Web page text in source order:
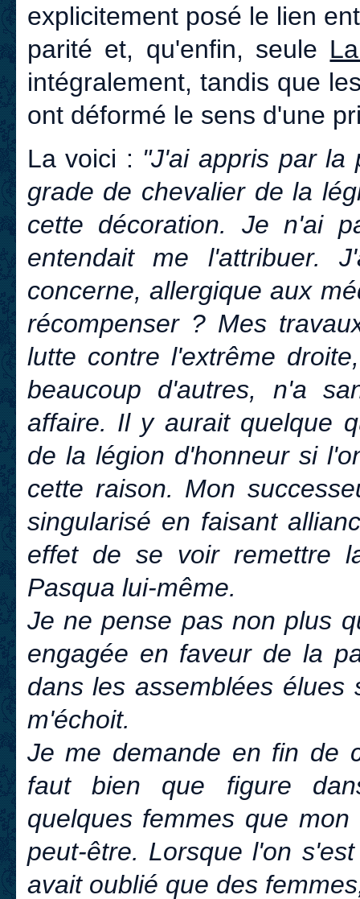
explicitement posé le lien
parité et, qu'enfin, seule
intégralement, tandis que
ont déformé le sens d'une
La voici : "J'ai appris par la
grade de chevalier de la
cette décoration. Je n'ai
entendait me l'attribuer.
concerne, allergique aux
récompenser ? Mes
lutte contre l'extrême
beaucoup d'autres, n'a
affaire. Il y aurait quelque
de la légion d'honneur si
cette raison. Mon
singularisé en faisant
effet de se voir remettre
Pasqua lui-même.
Je ne pense pas non plus
engagée en faveur de la
dans les assemblées
m'échoit.
Je me demande en fin de
faut bien que figure
quelques femmes que
peut-être. Lorsque l'on
avait oublié que des